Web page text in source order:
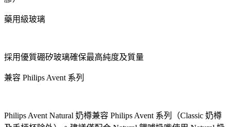
藥用級玻璃
採用優質硼矽玻璃確保最高純度及質量
兼容 Philips Avent 系列
Philips Avent Natural 奶樽兼容 Philips Avent 系列（Classic 奶樽